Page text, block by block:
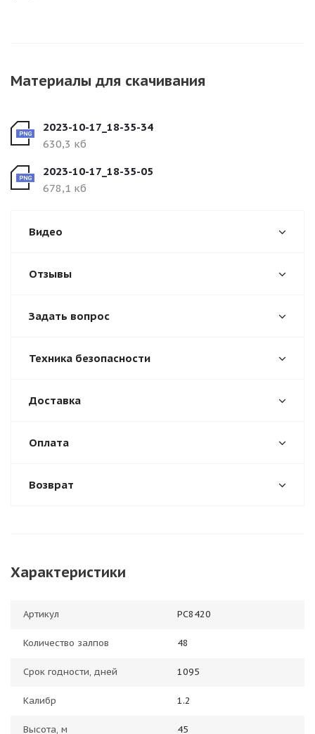
Материалы для скачивания
2023-10-17_18-35-34
630,3 кб
2023-10-17_18-35-05
678,1 кб
Видео
Отзывы
Задать вопрос
Техника безопасности
Доставка
Оплата
Возврат
Характеристики
Артикул РС8420
Количество залпов 48
Срок годности, дней 1095
Калибр 1.2
Высота, м 45